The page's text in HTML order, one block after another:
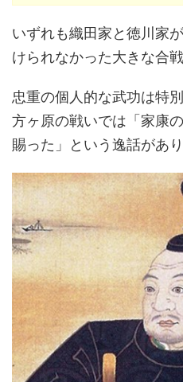
いずれも織田家と徳川家
けられなかった大きな合
忠重の個人的な武功は特
方ヶ原の戦いでは「家康
賜った」という逸話があり